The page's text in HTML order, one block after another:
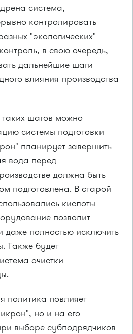
система,
контролировать
"экологических"
в свою очередь,
дальнейшие шаги
влияния производства
шагов можно
системы подготовки
планирует завершить
вода перед
должна быть
подготовлена. В старой
кислоты
позволит
даже полностью исключить
Также будет
очистки
политика повлияет
но и на его
выборе субподрядчиков